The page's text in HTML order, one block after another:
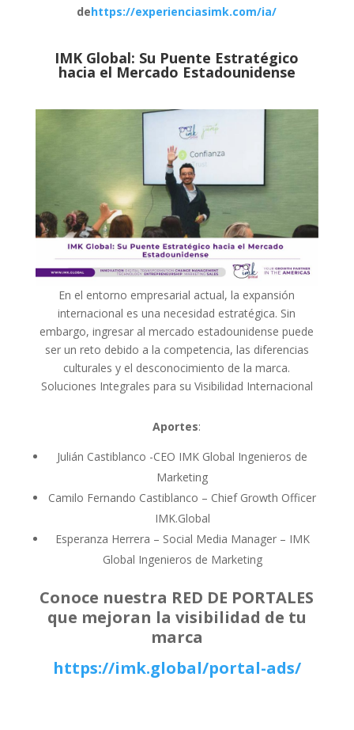
dehttps://experienciasimk.com/ia/
IMK Global: Su Puente Estratégico
hacia el Mercado Estadounidense
En el entorno empresarial actual, la expansión
internacional es una necesidad estratégica. Sin
embargo, ingresar al mercado estadounidense puede
ser un reto debido a la competencia, las diferencias
culturales y el desconocimiento de la marca.
Soluciones Integrales para su Visibilidad Internacional
Aportes:
Julián Castiblanco -CEO IMK Global Ingenieros de
Marketing
Camilo Fernando Castiblanco – Chief Growth Officer
IMK.Global
Esperanza Herrera – Social Media Manager – IMK
Global Ingenieros de Marketing
Conoce nuestra RED DE PORTALES
que mejoran la visibilidad de tu
marca
https://imk.global/portal-ads/